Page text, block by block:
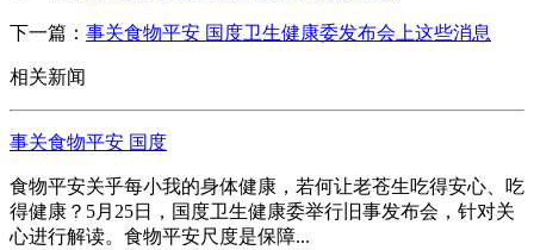
下一篇： 事关食物平安 国度卫生健康委发布会上这些消息
相关新闻
事关食物平安 国度
食物平安关乎每小我的身体健康，若何让老苍生吃得安心、吃
得健康？5月25日，国度卫生健康委举行旧事发布会，针对关
心进行解读。食物平安尺度是保障...